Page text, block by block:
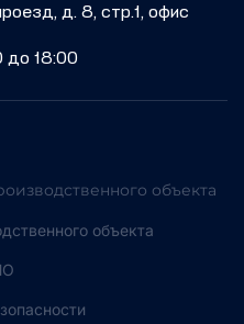
д. 8, стр.1, офис
до 18:00
объекта
объекта